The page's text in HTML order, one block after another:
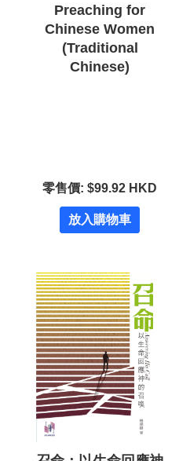
Preaching for
Chinese Women
(Traditional
Chinese)
零售價: $99.92 HKD
放入購物車